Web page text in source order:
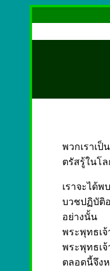
พวกเราเ
ตรัสรู้ในโ
เราจะได้
บวชปฏิบัติ
อย่างนั้น ผู้
พระพุทธเ
พระพุทธเ
ตลอดนี้จึง